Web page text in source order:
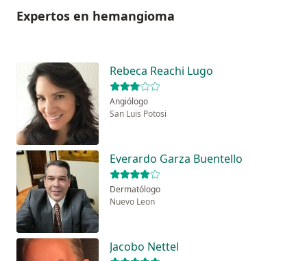
Expertos en hemangioma
Rebeca Reachi Lugo
Angiólogo
San Luis Potosi
Everardo Garza Buentello
Dermatólogo
Nuevo Leon
Jacobo Nettel